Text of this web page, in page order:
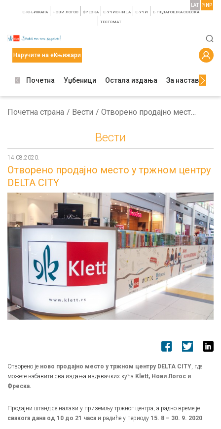
E-КЊИЖАРА НОВИ ЛОГОС ФРЕСКА E-УЧИОНИЦА E-УЧИ Е-ПЕДАГОШКА СВЕСКА
TЕСТОМАТ
LAT ЋИР
Наручите на еКњижари
Почетна Уџбеници Остала издања За наставнике
Почетна страна Вести Отворено продајно место у тржном центру DELTA CITY
Вести
14.08.2020.
Отворено продајно место у тржном центру
DELTA CITY
Отворено је ново продајно место у тржном центру DELTA CITY, где
можете набавити сва издања издавачких кућа Klett, Нови Логос и
Фреска.
Продајни штанд се налази у приземљу тржног центра, а радно време је
свакога дана од 10 до 21 часa и радиће у периоду 15. 8 – 30. 9. 2020.